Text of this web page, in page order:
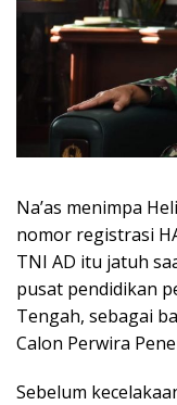
Na’as menimpa
nomor registrasi
TNI AD itu jatuh
pusat pendidikan
Tengah, sebagai
Calon Perwira
Sebelum